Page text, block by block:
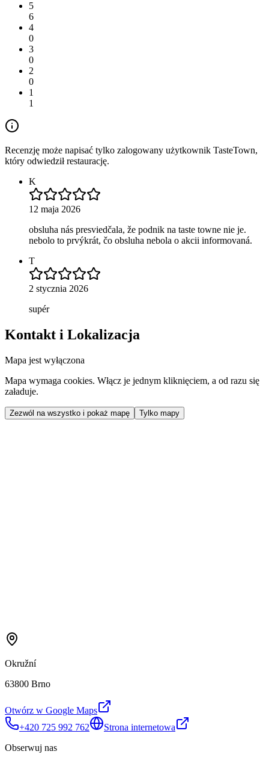
5
6
4
0
3
0
2
0
1
1
Recenzję może napisać tylko zalogowany użytkownik TasteTown,
który odwiedził restaurację.
K
12 maja 2026
obsluha nás presviedčala, že podnik na taste towne nie je.
nebolo to prvýkrát, čo obsluha nebola o akcii informovaná.
T
2 stycznia 2026
supér
Kontakt i Lokalizacja
Mapa jest wyłączona
Mapa wymaga cookies. Włącz je jednym kliknięciem, a od razu się
załaduje.
Zezwól na wszystko i pokaż mapę Tylko mapy
Okružní
63800 Brno
Otwórz w Google Maps
+420 725 992 762
Strona internetowa
Obserwuj nas